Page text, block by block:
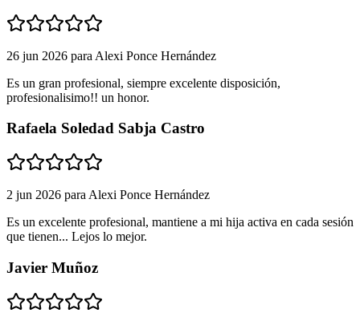
26 jun 2026 para Alexi Ponce Hernández
Es un gran profesional, siempre excelente disposición,
profesionalisimo!! un honor.
Rafaela Soledad Sabja Castro
2 jun 2026 para Alexi Ponce Hernández
Es un excelente profesional, mantiene a mi hija activa en cada sesión
que tienen... Lejos lo mejor.
Javier Muñoz